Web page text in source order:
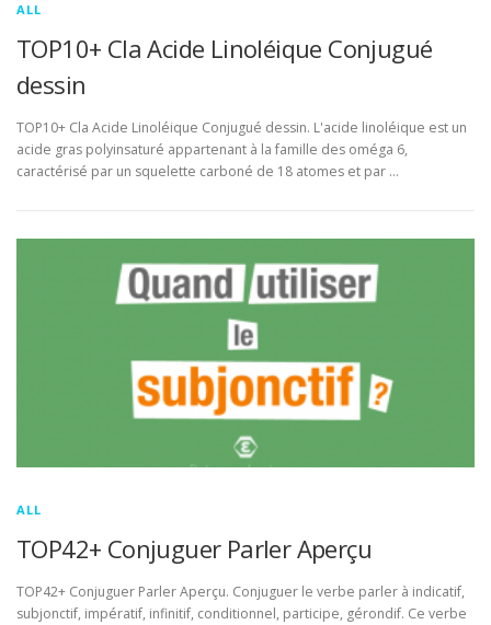
ALL
TOP10+ Cla Acide Linoléique Conjugué
dessin
TOP10+ Cla Acide Linoléique Conjugué dessin. L'acide linoléique est un
acide gras polyinsaturé appartenant à la famille des oméga 6,
caractérisé par un squelette carboné de 18 atomes et par …
ALL
TOP42+ Conjuguer Parler Aperçu
TOP42+ Conjuguer Parler Aperçu. Conjuguer le verbe parler à indicatif,
subjonctif, impératif, infinitif, conditionnel, participe, gérondif. Ce verbe